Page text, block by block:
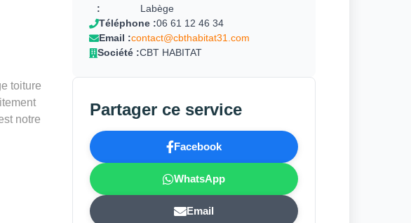
toiture
notre
:
Labège
Téléphone :06 61 12 46 34
Email :contact@cbthabitat31.com
Société :CBT HABITAT
Partager ce service
Facebook
WhatsApp
Email